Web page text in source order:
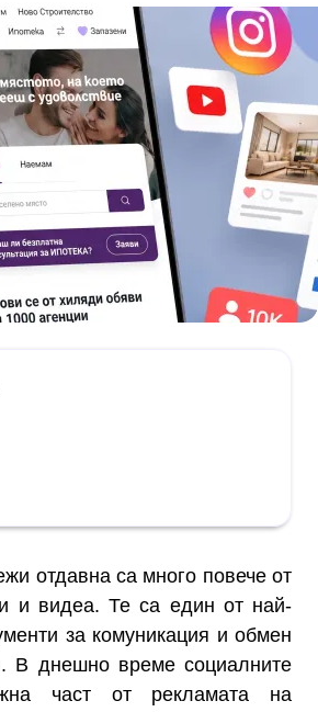
отдавна са много повече от
и видеа. Те са един от най-
за комуникация и обмен
В днешно време социалните
част от рекламата на